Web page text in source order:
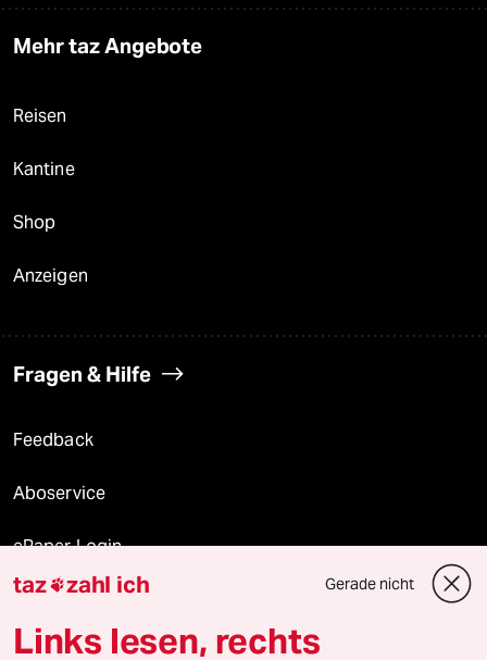
Mehr taz Angebote
Reisen
Kantine
Shop
Anzeigen
Fragen & Hilfe
Feedback
Aboservice
ePaper Login
Downloads für Abonnierende
taz zahl ich Gerade nicht
Links lesen, rechts